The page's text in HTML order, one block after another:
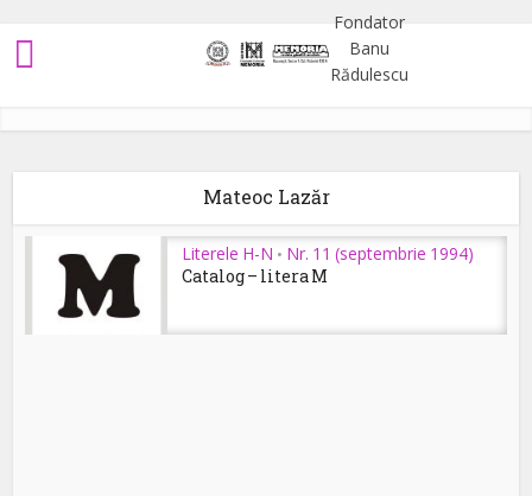
Mateoc Lazăr
Literele H-N • Nr. 11 (septembrie 1994)
Catalog – litera M